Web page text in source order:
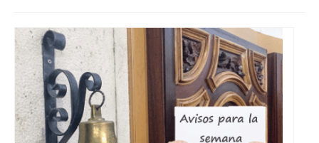
COF
BUENOS SUCESOS